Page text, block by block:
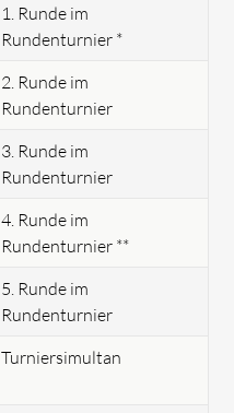
1. Runde im
Rundenturnier *
2. Runde im
Rundenturnier
3. Runde im
Rundenturnier
4. Runde im
Rundenturnier **
5. Runde im
Rundenturnier
Turniersimultan